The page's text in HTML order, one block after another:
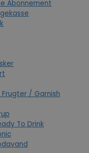
Abonnement
/ Garnish
To Drink